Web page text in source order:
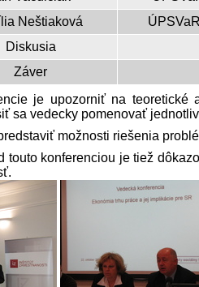
Neštiaková
Diskusia
Záver
je upozorniť na teoretické
sa vedecky pomenovať
možnosti riešenia
touto konferenciou je tiež